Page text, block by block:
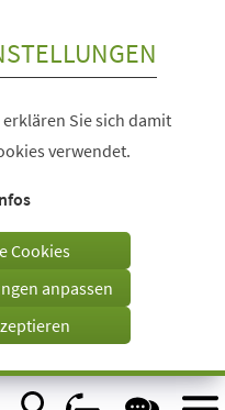
Sie sich damit
verwendet.
Cookies
anpassen